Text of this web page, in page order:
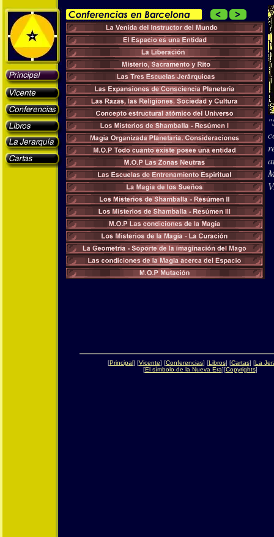
[Principal] [Vicente] [Conferencias] [Libros] [Cartas] [La
[El símbolo de la Nueva Era][Copyrights]